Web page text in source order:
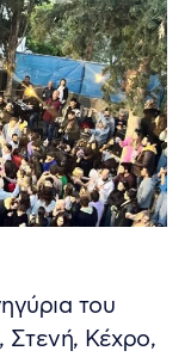
του
Κέχρο,